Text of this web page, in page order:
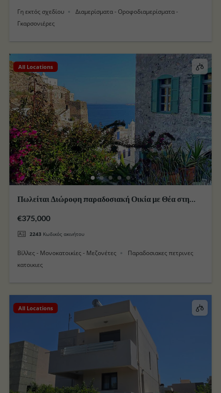
Γη εκτός σχεδίου
Διαμερίσματα - Οροφοδιαμερίσματα -
Γκαρσονιέρες
All Locations
Πωλείται Διώροφη παραδοσιακή Οικία με Θέα στη
€375,000
2243 Κωδικός ακινήτου
Βίλλες - Μονοκατοικίες - Μεζονέτες
Παραδοσιακες πετρινες
κατοικιες
All Locations